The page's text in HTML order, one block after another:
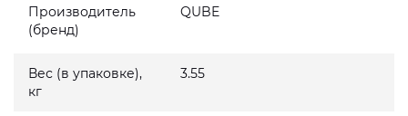
Производитель
(бренд)
QUBE
Вес (в упаковке),
кг
3.55